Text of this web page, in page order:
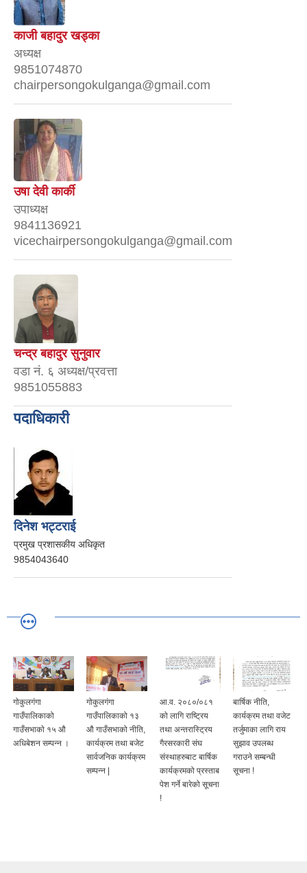
काजी बहादुर खड्का
अध्यक्ष
9851074870
chairpersongokulganga@gmail.com
उषा देवी कार्की
उपाध्यक्ष
9841136921
vicechairpersongokulganga@gmail.com
चन्द्र बहादुर सुनुवार
वडा नं. ६ अध्यक्ष/प्रवत्ता
9851055883
पदाधिकारी
दिनेश भट्टराई
प्रमुख प्रशासकीय अधिकृत
9854043640
गोकुलगंगा
गाउँपालिकाको
गाउँसभाकाे १५ औ
अधिबेशन सम्पन्न ।
गोकुलगंगा
गाउँपालिकाको १३
औ गाउँसभाको नीति,
कार्यक्रम तथा बजेट
सार्वजनिक कार्यक्रम
सम्पन्न |
आ.व. २०८०/०८१
को लागि राष्ट्रिय
तथा अन्तरास्ट्रिय
गैरसरकारी संघ
संस्थाहरुबाट बार्षिक
कार्यक्रमको प्रस्ताब
पेश गर्ने बारेको सूचना
!
बार्षिक नीति,
कार्यक्रम तथा वजेट
तर्जुमाका लागि राय
सुझाव उपलब्ध
गराउने सम्बन्धी
सूचना !